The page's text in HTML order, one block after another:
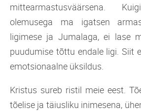
mittearmastusväärsena.
olemusega ma igatsen
ligimese ja Jumalaga, ei lase
puudumise tõttu endale ligi. Siit
emotsionaalne üksildus.
Kristus sureb ristil meie eest.
tõelise ja täiusliku inimesena,